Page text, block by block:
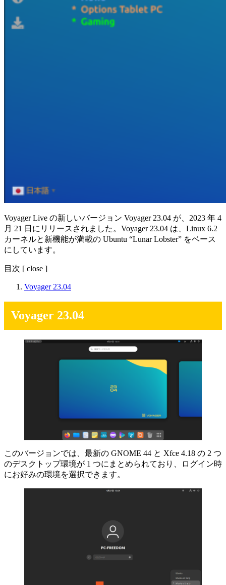
Voyager Live の新しいバージョン Voyager 23.04 が、2023 年 4
月 21 日にリリースされました。Voyager 23.04 は、Linux 6.2
カーネルと新機能が満載の Ubuntu “Lunar Lobster” をベース
にしています。
目次 [ close ]
Voyager 23.04
Voyager 23.04
このバージョンでは、最新の GNOME 44 と Xfce 4.18 の 2 つ
のデスクトップ環境が 1 つにまとめられており、ログイン時
にお好みの環境を選択できます。